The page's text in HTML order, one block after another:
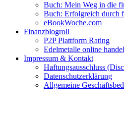
Buch: Mein Weg in die
Buch: Erfolgreich durch
eBookWoche.com
Finanzblogroll
P2P Plattform Rating
Edelmetalle online
Impressum & Kontakt
Haftungsausschluss
Datenschutzerklärung
Allgemeine